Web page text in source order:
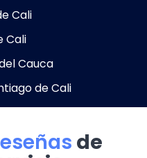
Cali
Cali
Cauca
de Cali
de